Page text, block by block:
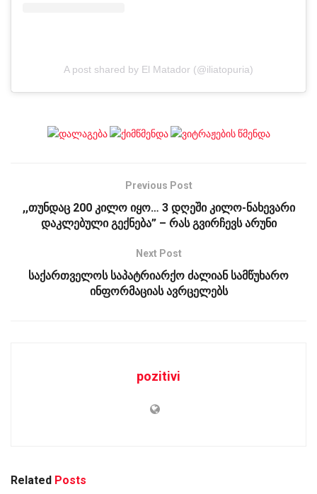
A post shared by El Matador (@iliatopuria)
Previous Post
,,თუნდაც 200 კილო იყო… 3 დღეში კილო-ნახევარი
დაკლებული გექნება” – რას გვირჩევს არუნი
Next Post
საქართველოს საპატრიარქო ძალიან სამწუხარო
ინფორმაციას ავრცელებს
pozitivi
Related Posts